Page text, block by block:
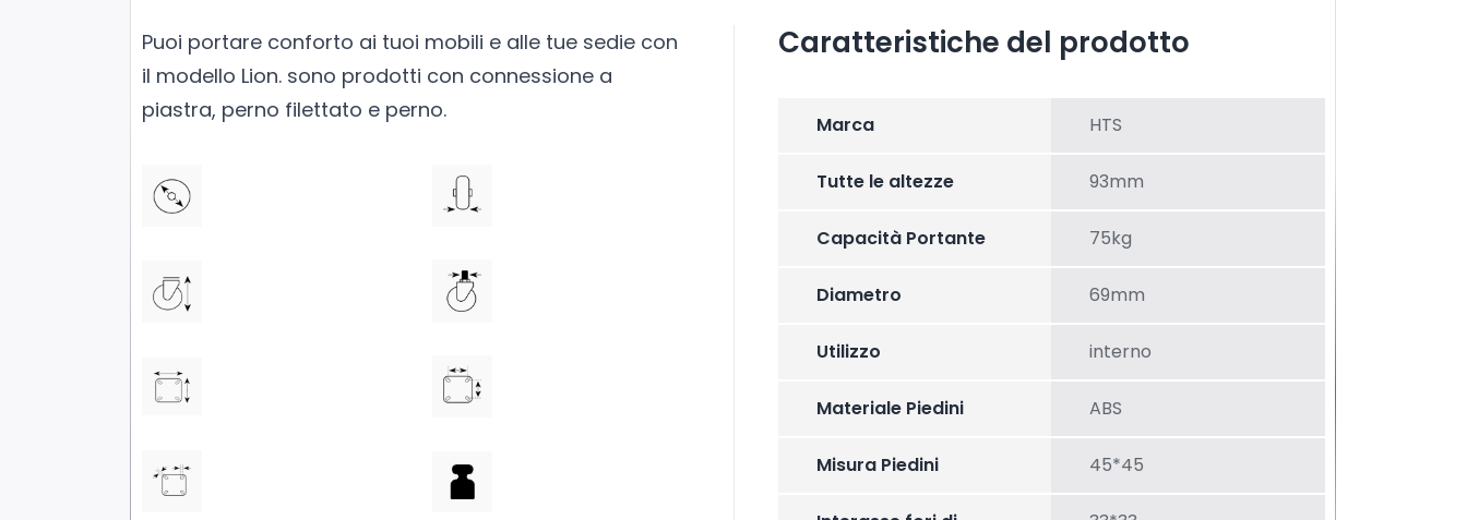
Puoi portare conforto ai tuoi mobili e alle tue sedie con
il modello Lion. sono prodotti con connessione a
piastra, perno filettato e perno.
Caratteristiche del prodotto
Marca HTS
Tutte le altezze 93mm
Capacità Portante 75kg
Diametro 69mm
Utilizzo interno
Materiale Piedini ABS
Misura Piedini 45*45